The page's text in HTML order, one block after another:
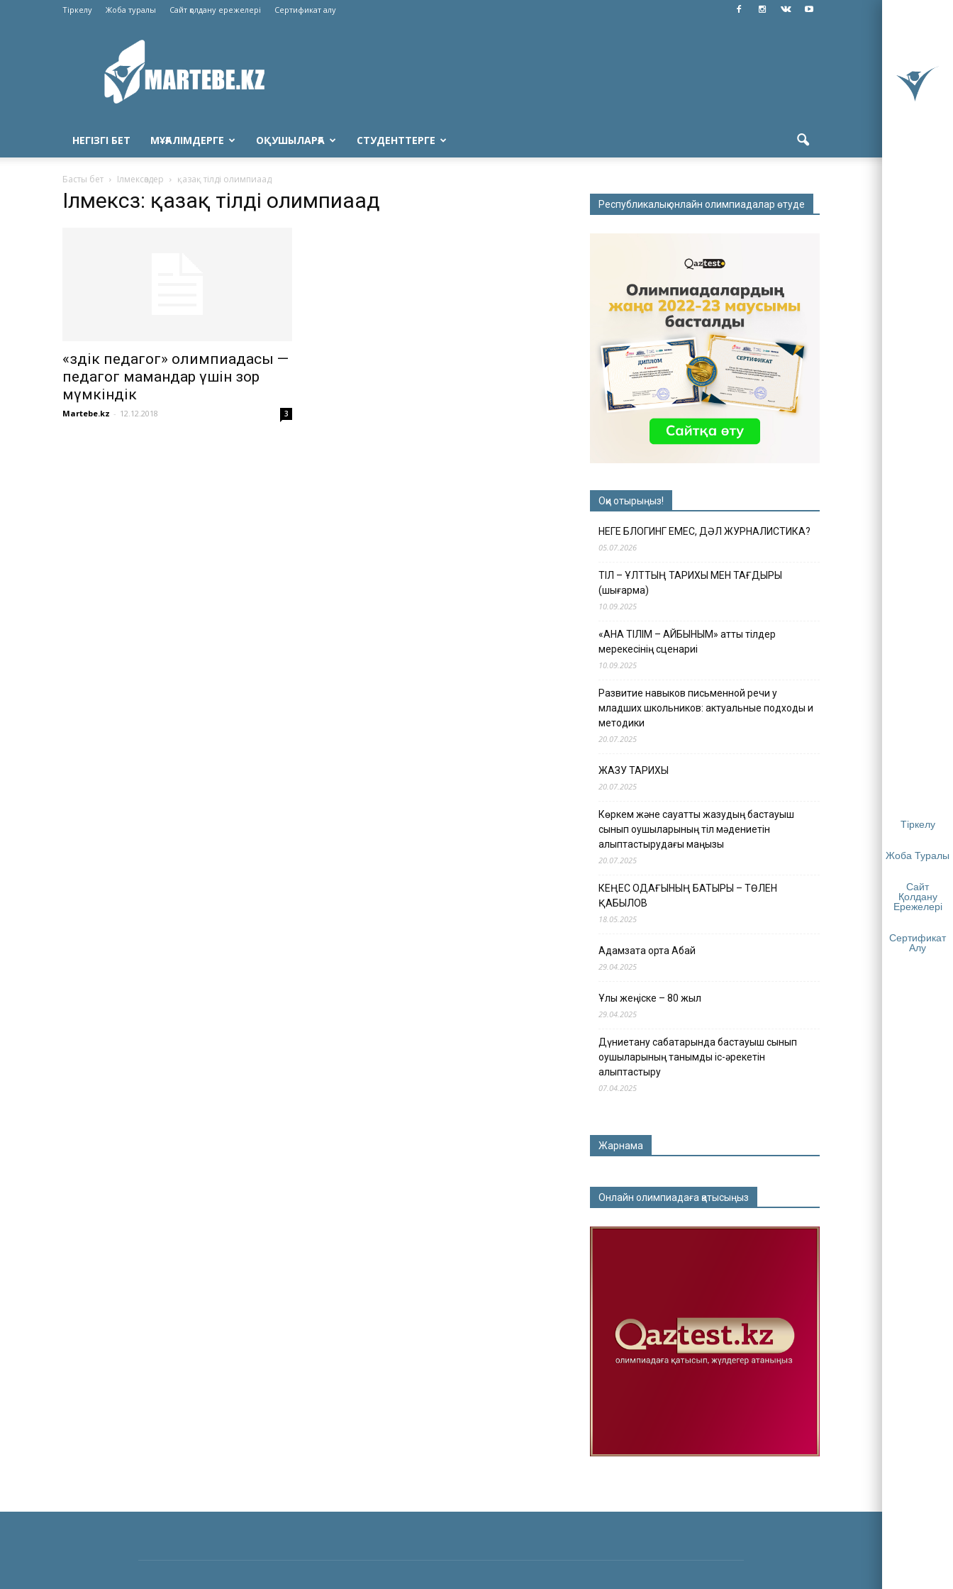
Тіркелу
Жоба Туралы
Сайт
Қолдану
Ережелері
Сертификат
Алу
Тіркелу Жоба туралы Сайт қолдану ережелері Сертификат алу
Martebe.kz
білім
сайты
НЕГІЗГІ БЕТ МҰҒАЛІМДЕРГЕ ОҚУШЫЛАРҒА СТУДЕНТТЕРГЕ
Басты бет Ілмексөздер қазақ тілді олимпиаад
Ілмексөз: қазақ тілді олимпиаад
«Үздік педагог» олимпиадасы —
педагог мамандар үшін зор
мүмкіндік
Martebe.kz - 12.12.2018 3
Республикалық онлайн олимпиадалар өтуде
Оқи отырыңыз!
НЕГЕ БЛОГИНГ ЕМЕС, ДӘЛ ЖУРНАЛИСТИКА?
05.07.2026
ТІЛ – ҰЛТТЫҢ ТАРИХЫ МЕН ТАҒДЫРЫ
(шығарма)
10.09.2025
«АНА ТІЛІМ – АЙБЫНЫМ» атты тілдер
мерекесінің сценариі
10.09.2025
Развитие навыков письменной речи у
младших школьников: актуальные подходы и
методики
20.07.2025
ЖАЗУ ТАРИХЫ
20.07.2025
Көркем және сауатты жазудың бастауыш
сынып оқушыларының тіл мәдениетін
қалыптастырудағы маңызы
20.07.2025
КЕҢЕС ОДАҒЫНЫҢ БАТЫРЫ – ТӨЛЕН
ҚАБЫЛОВ
18.05.2025
Адамзатқа ортақ Абай
29.04.2025
Ұлы жеңіске – 80 жыл
29.04.2025
Дүниетану сабақтарында бастауыш сынып
оқушыларының танымдық іс-әрекетін
қалыптастыру
07.04.2025
Жарнама
Онлайн олимпиадаға қатысыңыз